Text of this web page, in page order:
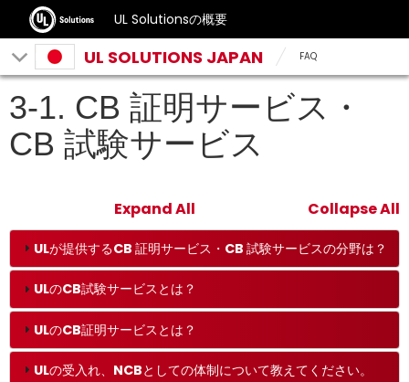
UL Solutionsの概要
UL SOLUTIONS JAPAN FAQ
3-1. CB 証明サービス・
CB 試験サービス
Expand All Collapse All
ULが提供するCB 証明サービス・CB 試験サービスの分野は？
ULのCB試験サービスとは？
ULのCB証明サービスとは？
ULの受入れ、NCBとしての体制について教えてください。